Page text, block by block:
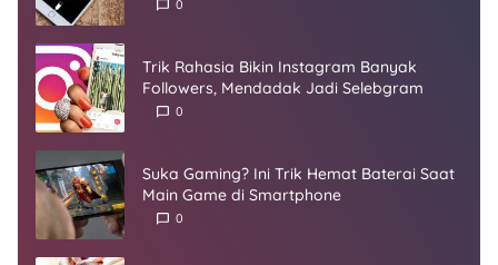
0
Trik Rahasia Bikin Instagram Banyak
Followers, Mendadak Jadi Selebgram
0
Suka Gaming? Ini Trik Hemat Baterai Saat
Main Game di Smartphone
0